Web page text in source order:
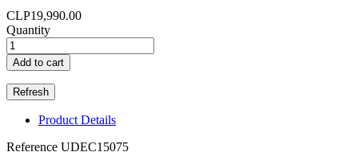
CLP19,990.00
Quantity
Add to cart
Product Details
Reference UDEC15075